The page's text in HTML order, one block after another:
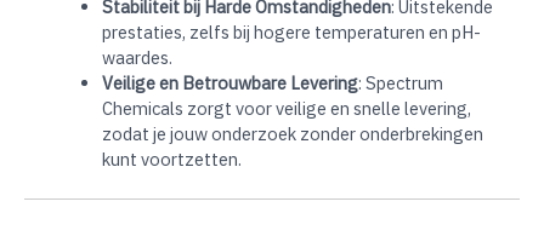
Stabiliteit bij Harde Omstandigheden: Uitstekende
prestaties, zelfs bij hogere temperaturen en pH-
waardes.
Veilige en Betrouwbare Levering: Spectrum
Chemicals zorgt voor veilige en snelle levering,
zodat je jouw onderzoek zonder onderbrekingen
kunt voortzetten.